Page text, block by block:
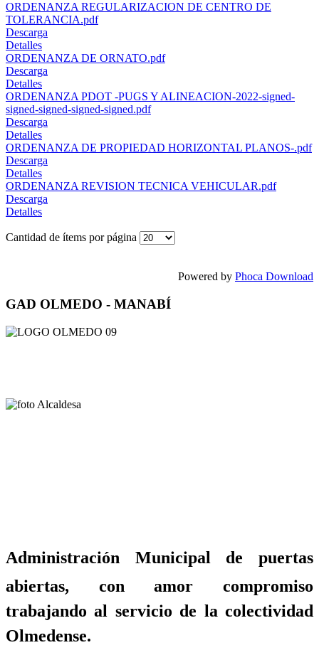
ORDENANZA REGULARIZACION DE CENTRO DE
TOLERANCIA.pdf
Descarga
Detalles
ORDENANZA DE ORNATO.pdf
Descarga
Detalles
ORDENANZA PDOT -PUGS Y ALINEACION-2022-signed-
signed-signed-signed-signed.pdf
Descarga
Detalles
ORDENANZA DE PROPIEDAD HORIZONTAL PLANOS-.pdf
Descarga
Detalles
ORDENANZA REVISION TECNICA VEHICULAR.pdf
Descarga
Detalles
Cantidad de ítems por página
Powered by Phoca Download
GAD OLMEDO - MANABÍ
Administración Municipal de puertas
abiertas, con amor compromiso
trabajando al servicio de la colectividad
Olmedense.